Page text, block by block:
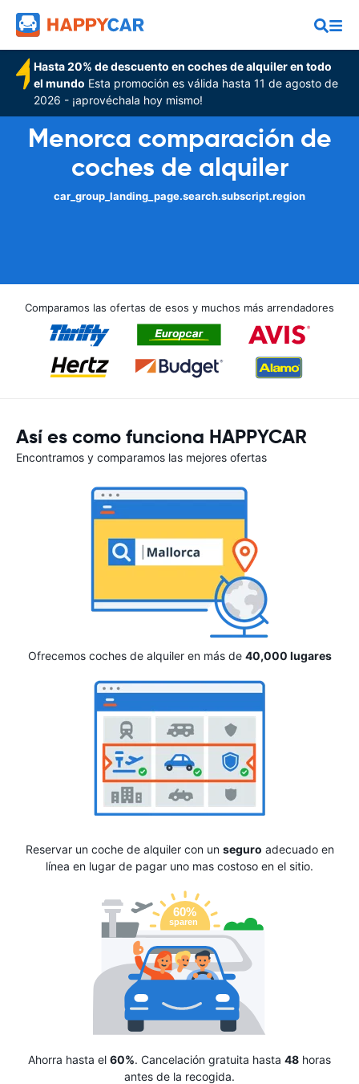
Hasta 20% de descuento en coches de alquiler en todo
el mundo Esta promoción es válida hasta 11 de agosto de
2026 - ¡aprovéchala hoy mismo!
Menorca comparación de
coches de alquiler
car_group_landing_page.search.subscript.region
Comparamos las ofertas de esos y muchos más arrendadores
Así es como funciona HAPPYCAR
Encontramos y comparamos las mejores ofertas
Ofrecemos coches de alquiler en más de 40,000 lugares
Reservar un coche de alquiler con un seguro adecuado en
línea en lugar de pagar uno mas costoso en el sitio.
Ahorra hasta el 60%. Cancelación gratuita hasta 48 horas
antes de la recogida.